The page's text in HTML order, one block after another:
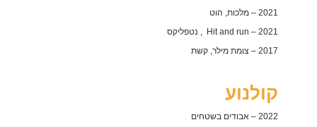
2021 – מלכות, הוט
2021 – Hit and run , נטפליקס
2017 – צומת מילר, קשת
קולנוע
2022 – אבודים בשטחים